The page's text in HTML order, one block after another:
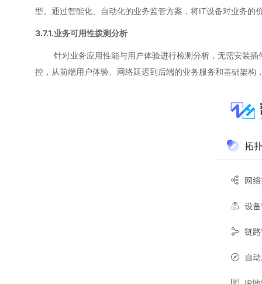
型。通过智能化、自动化的业务监管方案，将IT设备对业务
3.7.1.业务可用性拨测分析
针对业务应用性能与用户体验进行检测分析，无需安装插
控，从前端用户体验、网络延迟到后端的业务服务和基础架